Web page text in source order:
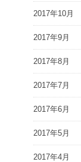
2017年10月
2017年9月
2017年8月
2017年7月
2017年6月
2017年5月
2017年4月